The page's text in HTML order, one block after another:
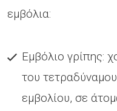
εμβόλια:
Εμβόλιο γρίπης:
του
εμβολίου, σε